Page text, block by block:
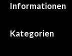
Informationen
Kategorien